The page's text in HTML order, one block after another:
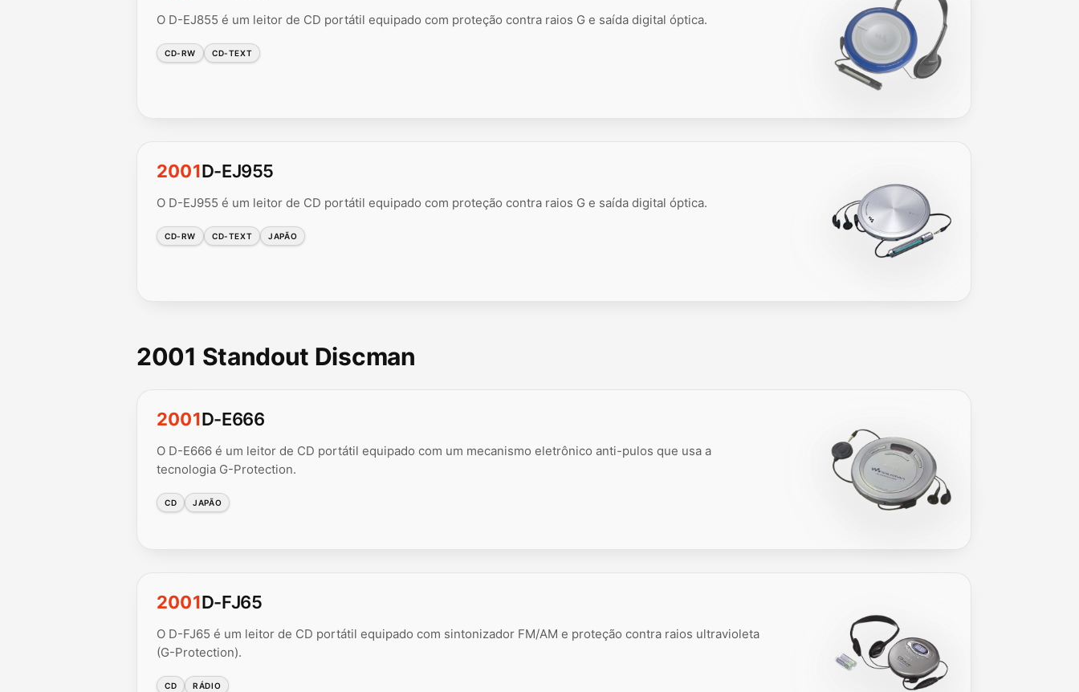
O D-EJ855 é um leitor de CD portátil equipado com proteção contra raios G e saída digital óptica.
CD-RW CD-TEXT
2001D-EJ955
O D-EJ955 é um leitor de CD portátil equipado com proteção contra raios G e saída digital óptica.
CD-RW CD-TEXT JAPÃO
2001 Standout Discman
2001D-E666
O D-E666 é um leitor de CD portátil equipado com um mecanismo eletrônico anti-pulos que usa a
tecnologia G-Protection.
CD JAPÃO
2001D-FJ65
O D-FJ65 é um leitor de CD portátil equipado com sintonizador FM/AM e proteção contra raios ultravioleta
(G-Protection).
CD RÁDIO